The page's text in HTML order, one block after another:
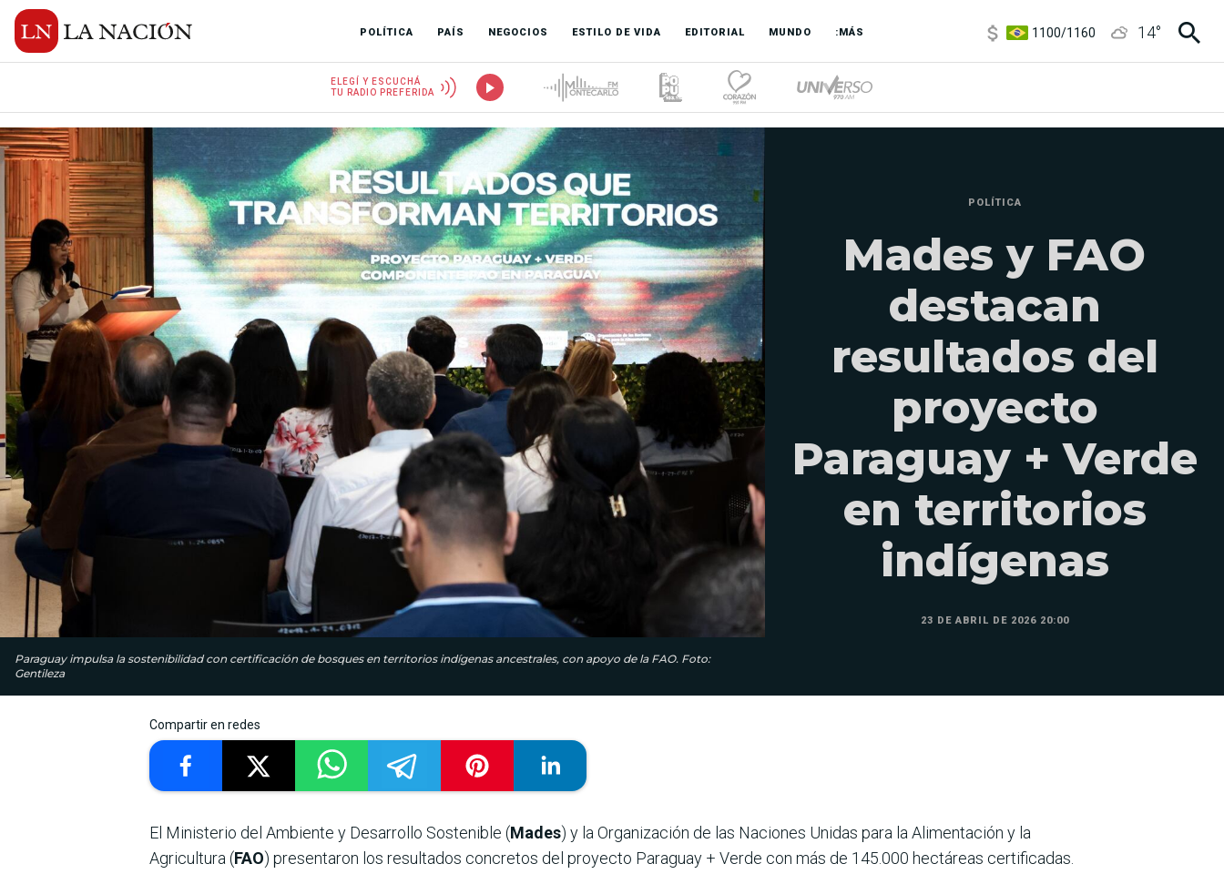
POLÍTICA PAÍS NEGOCIOS ESTILO DE VIDA EDITORIAL MUNDO :MÁS
3,8/4
14°
ELEGÍ Y ESCUCHÁ
TU RADIO PREFERIDA
Paraguay impulsa la sostenibilidad con certificación de bosques en territorios indígenas ancestrales, con apoyo de la FAO. Foto:
Gentileza
POLÍTICA
Mades y FAO
destacan
resultados del
proyecto
Paraguay + Verde
en territorios
indígenas
23 DE ABRIL DE 2026 20:00
Compartir en redes
El Ministerio del Ambiente y Desarrollo Sostenible (Mades) y la Organización de las Naciones Unidas para la Alimentación y la
Agricultura (FAO) presentaron los resultados concretos del proyecto Paraguay + Verde con más de 145.000 hectáreas certificadas.